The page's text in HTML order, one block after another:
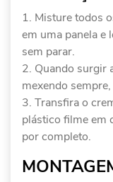
Misture todos
em uma panela e
sem parar.
Quando surgir
mexendo
Transfira o
plástico filme em
por completo.